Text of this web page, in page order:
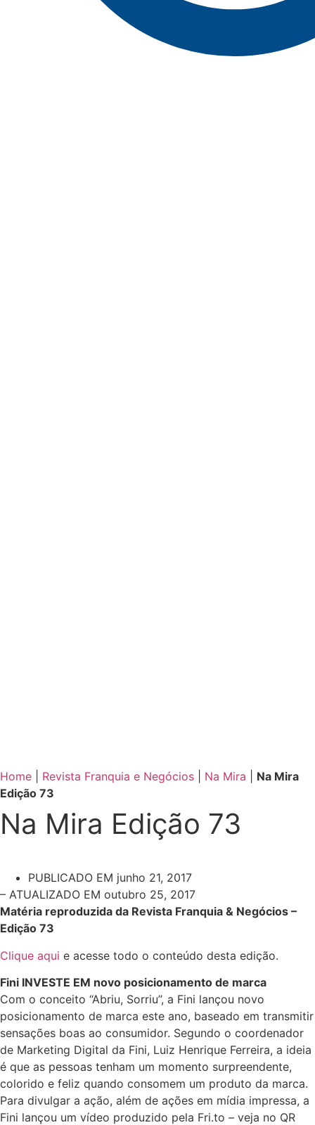
Home Revista Franquia e Negócios Na Mira
Na Mira
Edição 73
Na Mira Edição 73
PUBLICADO EM junho 21, 2017
– ATUALIZADO EM outubro 25, 2017
Matéria reproduzida da Revista Franquia & Negócios –
Edição 73
Clique aqui e acesse todo o conteúdo desta edição.
Fini INVESTE EM novo posicionamento de marca
Com o conceito “Abriu, Sorriu”, a Fini lançou novo
posicionamento de marca este ano, baseado em transmitir
sensações boas ao consumidor. Segundo o coordenador
de Marketing Digital da Fini, Luiz Henrique Ferreira, a ideia
é que as pessoas tenham um momento surpreendente,
colorido e feliz quando consomem um produto da marca.
Para divulgar a ação, além de ações em mídia impressa, a
Fini lançou um vídeo produzido pela Fri.to – veja no QR